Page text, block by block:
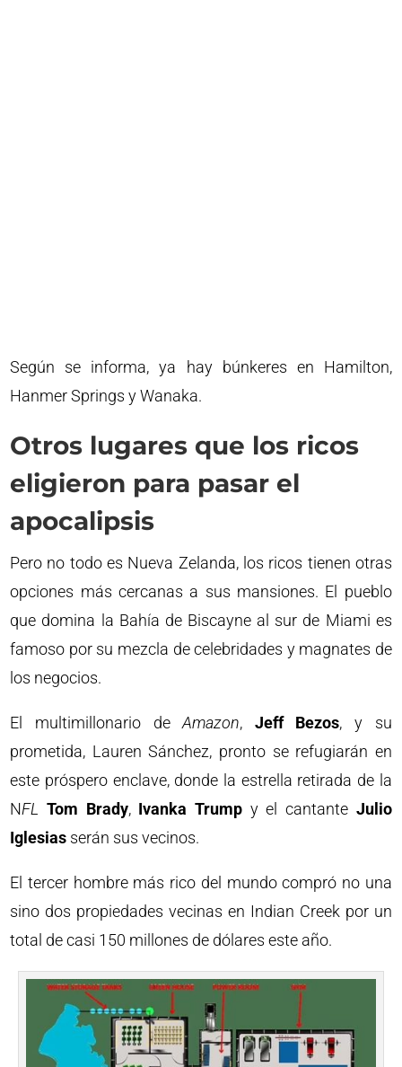
Según se informa, ya hay búnkeres en Hamilton,
Hanmer Springs y Wanaka.
Otros lugares que los ricos
eligieron para pasar el
apocalipsis
Pero no todo es Nueva Zelanda, los ricos tienen otras
opciones más cercanas a sus mansiones. El pueblo
que domina la Bahía de Biscayne al sur de Miami es
famoso por su mezcla de celebridades y magnates de
los negocios.
El multimillonario deAmazon, Jeff Bezos, y su
prometida, Lauren Sánchez, pronto se refugiarán en
este próspero enclave, donde la estrella retirada de la
NFL Tom Brady, Ivanka Trump y el cantante Julio
Iglesias serán sus vecinos.
El tercer hombre más rico del mundo compró no una
sino dos propiedades vecinas en Indian Creek por un
total de casi 150 millones de dólares este año.